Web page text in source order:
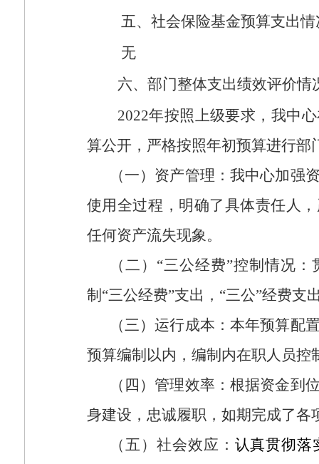
五、社会保险基金预算支出情
无
六、部门整体支出绩效评价情
2022年按照上级要求，我中
算公开，严格按照年初预算进行部
（一）资产管理：我中心加强
使用全过程，明确了具体责任人
任何资产流失现象。
（二）“三公经费”控制情况
制“三公经费”支出，“三公”经费支
（三）运行成本：本年预算配
预算编制以内，编制内在职人员控
（四）管理效率：根据资金到
身建设，忠诚履职，如期完成了各
（五）社会效应： 认真贯彻落